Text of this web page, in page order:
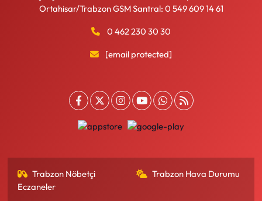
Ortahisar/Trabzon GSM Santral: 0 549 609 14 61
0 462 230 30 30
[email protected]
Trabzon Nöbetçi
Eczaneler
Trabzon Hava Durumu